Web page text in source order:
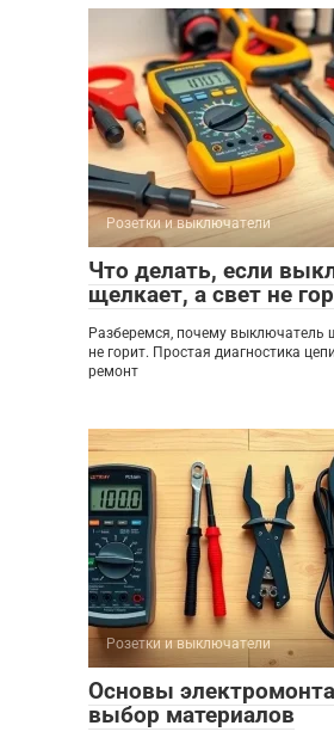
Розетки и выключатели
Что делать, если
щелкает, а свет не
Разберемся, почему выключатель
не горит. Простая диагностика
ремонт
Розетки и выключатели
Основы
выбор материалов